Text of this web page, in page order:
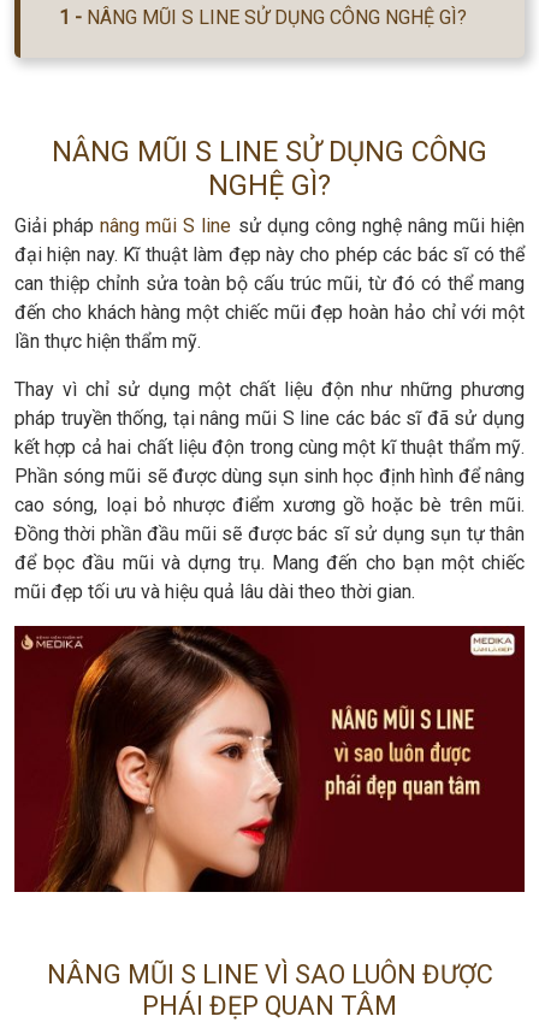
NÂNG MŨI S LINE SỬ DỤNG CÔNG NGHỆ GÌ?
NÂNG MŨI S LINE SỬ DỤNG CÔNG
NGHỆ GÌ?
Giải phápnâng mũi S line sử dụng công nghệ nâng mũi hiện
đại hiện nay. Kĩ thuật làm đẹp này cho phép các bác sĩ có thể
can thiệp chỉnh sửa toàn bộ cấu trúc mũi, từ đó có thể mang
đến cho khách hàng một chiếc mũi đẹp hoàn hảo chỉ với một
lần thực hiện thẩm mỹ.
Thay vì chỉ sử dụng một chất liệu độn như những phương
pháp truyền thống, tại nâng mũi S line các bác sĩ đã sử dụng
kết hợp cả hai chất liệu độn trong cùng một kĩ thuật thẩm mỹ.
Phần sóng mũi sẽ được dùng sụn sinh học định hình để nâng
cao sóng, loại bỏ nhược điểm xương gồ hoặc bè trên mũi.
Đồng thời phần đầu mũi sẽ được bác sĩ sử dụng sụn tự thân
để bọc đầu mũi và dựng trụ. Mang đến cho bạn một chiếc
mũi đẹp tối ưu và hiệu quả lâu dài theo thời gian.
NÂNG MŨI S LINE VÌ SAO LUÔN ĐƯỢC
PHÁI ĐẸP QUAN TÂM